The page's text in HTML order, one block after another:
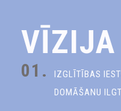
VĪZIJA
01.
IZGLĪTĪBAS
DOMĀŠANU